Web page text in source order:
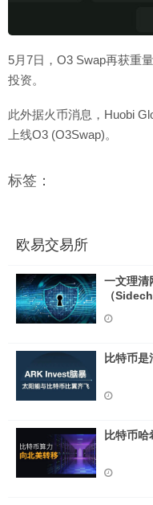
5月7日，O3 Swap再获重
投资。
此外据火币消息，Huobi
上线O3 (O3Swap)。
标签：
欧易交易所
一文理
（
比特币
比特币